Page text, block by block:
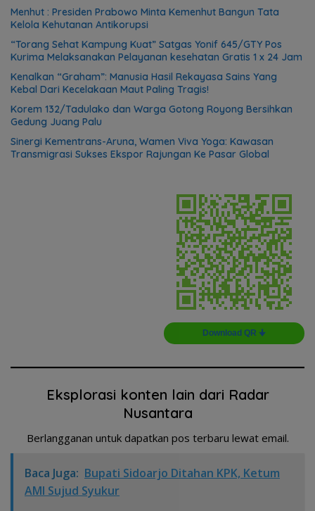
Menhut : Presiden Prabowo Minta Kemenhut Bangun Tata
Kelola Kehutanan Antikorupsi
“Torang Sehat Kampung Kuat” Satgas Yonif 645/GTY Pos
Kurima Melaksanakan Pelayanan kesehatan Gratis 1 x 24 Jam
Kenalkan “Graham”: Manusia Hasil Rekayasa Sains Yang
Kebal Dari Kecelakaan Maut Paling Tragis!
Korem 132/Tadulako dan Warga Gotong Royong Bersihkan
Gedung Juang Palu
Sinergi Kementrans-Aruna, Wamen Viva Yoga: Kawasan
Transmigrasi Sukses Ekspor Rajungan Ke Pasar Global
Download QR 🠋
Eksplorasi konten lain dari Radar
Nusantara
Berlangganan untuk dapatkan pos terbaru lewat email.
Baca Juga: Bupati Sidoarjo Ditahan KPK, Ketum
AMI Sujud Syukur